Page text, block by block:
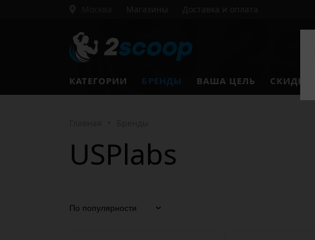
Магазины Доставка и оплата
КАТЕГОРИИ БРЕНДЫ ВАША ЦЕЛЬ СКИДКИ
USPlabs